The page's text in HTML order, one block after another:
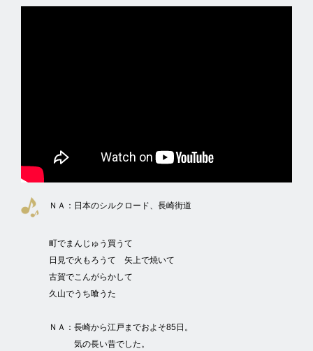
ＮＡ： 日本のシルクロード、長崎街道
町でまんじゅう買うて
日見で火もろうて 矢上で焼いて
古賀でこんがらかして
久山でうち喰うた
ＮＡ： 長崎から江戸までおよそ85日。
気の長い昔でした。